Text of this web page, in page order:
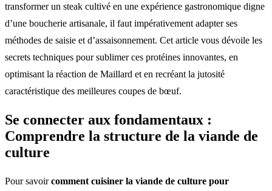
transformer un steak cultivé en une expérience gastronomique digne
d’une boucherie artisanale, il faut impérativement adapter ses
méthodes de saisie et d’assaisonnement. Cet article vous dévoile les
secrets techniques pour sublimer ces protéines innovantes, en
optimisant la réaction de Maillard et en recréant la jutosité
caractéristique des meilleures coupes de bœuf.
Se connecter aux fondamentaux :
Comprendre la structure de la viande de
culture
Pour savoircomment cuisiner la viande de culture pour